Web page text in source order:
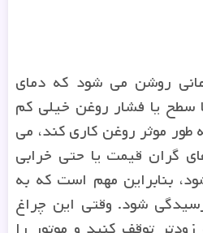
روشن می شود که دمای
سطح یا فشار روغن خیلی کم
طور موثر روغن کاری کند، می
گران قیمت یا حتی خرابی
بنابراین مهم است که به
شود. وقتی این چراغ